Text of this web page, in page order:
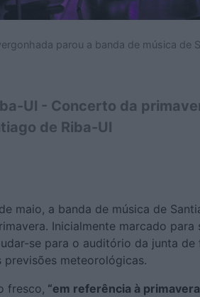
parou a banda de música de
Ul - Concerto da
de Riba-Ul
maio, a banda de música de
Inicialmente marcado
se para o auditório da junta de
previsões meteorológicas.
fresco, “em referência à